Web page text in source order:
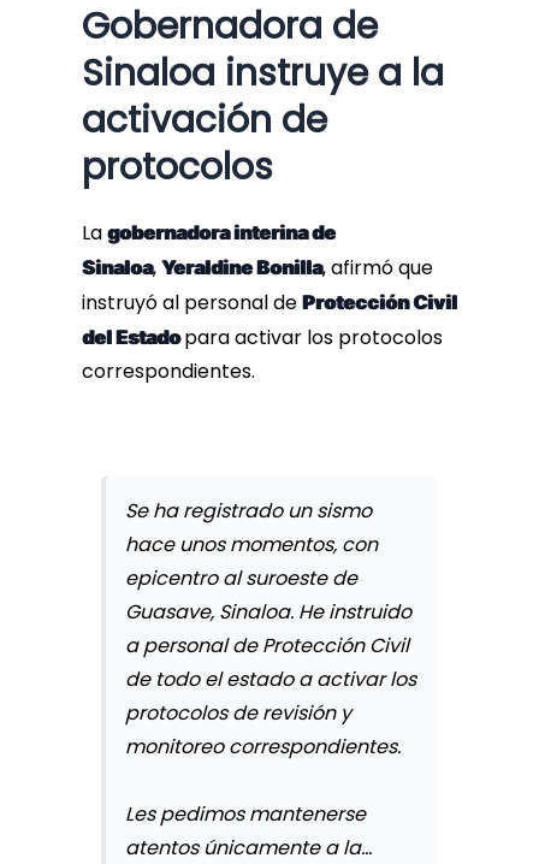
Gobernadora de
Sinaloa instruye a la
activación de
protocolos
La gobernadora interina de
Sinaloa, Yeraldine Bonilla, afirmó que
instruyó al personal de Protección Civil
del Estadopara activar los protocolos
correspondientes.
Se ha registrado un sismo
hace unos momentos, con
epicentro al suroeste de
Guasave, Sinaloa. He instruido
a personal de Protección Civil
de todo el estado a activar los
protocolos de revisión y
monitoreo correspondientes.
Les pedimos mantenerse
atentos únicamente a la…